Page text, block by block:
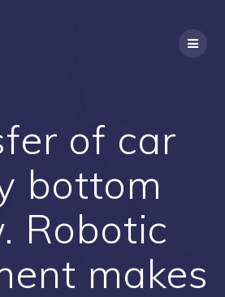
of car
bottom
Robotic
makes